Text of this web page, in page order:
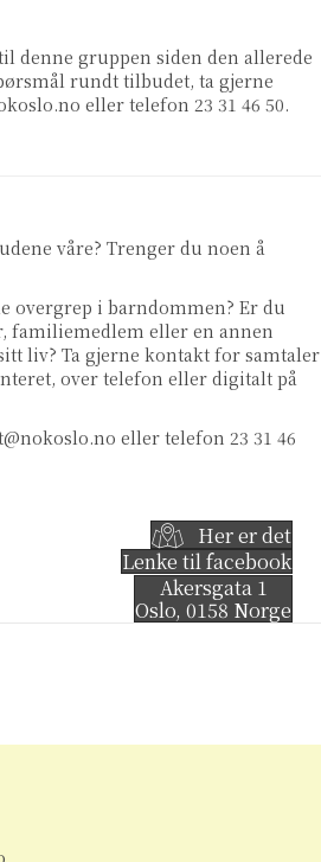
denne gruppen siden den allerede
rundt tilbudet, ta gjerne
eller telefon 23 31 46 50.
våre? Trenger du noen å
overgrep i barndommen? Er du
familiemedlem eller en annen
liv? Ta gjerne kontakt for samtaler
over telefon eller digitalt på
eller telefon 23 31 46
Her er det
Lenke til facebook
Akersgata 1
Oslo, 0158 Norge